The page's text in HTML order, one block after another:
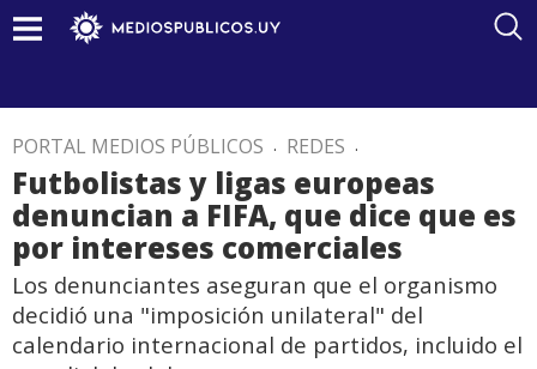
PORTAL MEDIOS PÚBLICOS . REDES .
Futbolistas y ligas europeas
denuncian a FIFA, que dice que es
por intereses comerciales
Los denunciantes aseguran que el organismo
decidió una "imposición unilateral" del
calendario internacional de partidos, incluido el